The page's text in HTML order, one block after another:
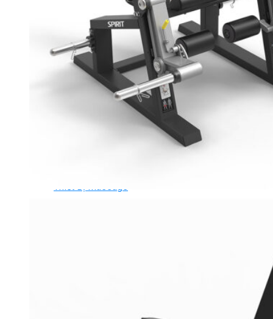
Thiết Bị Phòng Gym chuyên dụng
Máy Khối Tập Với Cáp
Máy khối đa năng
Robot
Ghế Tập Đa Năng
Khung Tập Tạ Rời
Dàn Tập Thể Lực 360
Máy tập Home Gym
Dụng Cụ Tập Gym
Giàn Tạ Đa Năng
Thiết Bị Massage